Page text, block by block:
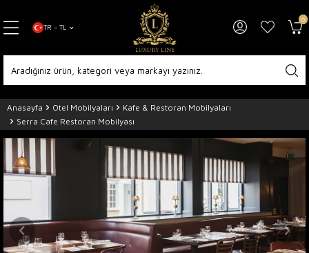
TR − TL
0
Anasayfa Otel Mobilyaları
Kafe & Restoran Mobilyaları
Serra Cafe Restoran Mobilyası